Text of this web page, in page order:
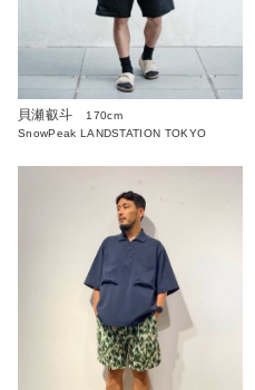
貝瀬叡斗
170cm
SnowPeak LANDSTATION TOKYO